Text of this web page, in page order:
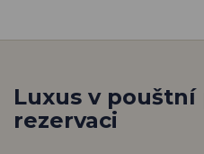
Luxus v
rezervaci